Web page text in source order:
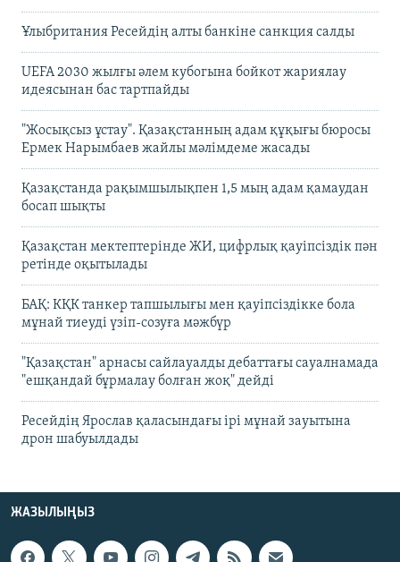
Ұлыбритания Ресейдің алты банкіне санкция салды
UEFA 2030 жылғы әлем кубогына бойкот жариялау
идеясынан бас тартпайды
"Жосықсыз ұстау". Қазақстанның адам құқығы бюросы
Ермек Нарымбаев жайлы мәлімдеме жасады
Қазақстанда рақымшылықпен 1,5 мың адам қамаудан
босап шықты
Қазақстан мектептерінде ЖИ, цифрлық қауіпсіздік пән
ретінде оқытылады
БАҚ: КҚК танкер тапшылығы мен қауіпсіздікке бола
мұнай тиеуді үзіп-созуға мәжбүр
"Қазақстан" арнасы сайлауалды дебаттағы сауалнамада
"ешқандай бұрмалау болған жоқ" дейді
Ресейдің Ярослав қаласындағы ірі мұнай зауытына
дрон шабуылдады
ЖАЗЫЛЫҢЫЗ